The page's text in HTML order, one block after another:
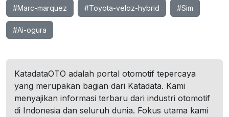
#Marc-marquez #Toyota-veloz-hybrid #Sim
#Ai-ogura
KatadataOTO adalah portal otomotif tepercaya
yang merupakan bagian dari Katadata. Kami
menyajikan informasi terbaru dari industri otomotif
di Indonesia dan seluruh dunia. Fokus utama kami